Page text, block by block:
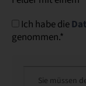
Ich habe die
genommen.*
Sie müssen